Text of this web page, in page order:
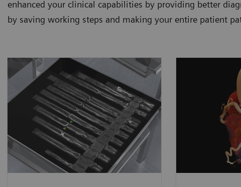
enhanced your clinical capabilities by providing better
by saving working steps and making your entire patient